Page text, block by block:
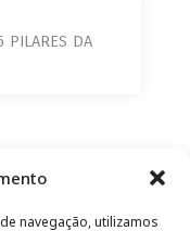
navegação, utilizamos
PILARES DA